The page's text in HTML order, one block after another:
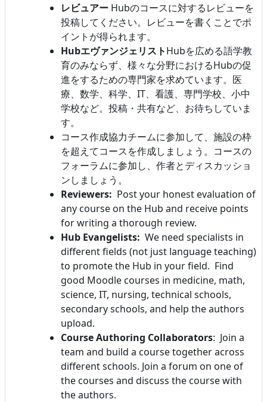
レビュアー Hubのコースに対するレビューを
投稿してください。レビューを書くことでポ
イントが得られます。
HubエヴァンジェリストHubを広める語学教
育のみならず、様々な分野におけるHubの促
進をするための専門家を求めています。医
療、数学、科学、IT、看護、専門学校、小中
学校など。投稿・共有など、お待ちしていま
す。
コース作成協力チームに参加して、施設の枠
を超えてコースを作成しましょう。コースの
フォーラムに参加し、作者とディスカッショ
ンしましょう。
Reviewers: Post your honest evaluation of
any course on the Hub and receive points
for writing a thorough review.
Hub Evangelists: We need specialists in
different fields (not just language teaching)
to promote the Hub in your field. Find
good Moodle courses in medicine, math,
science, IT, nursing, technical schools,
secondary schools, and help the authors
upload.
Course Authoring Collaborators: Join a
team and build a course together across
different schools. Join a forum on one of
the courses and discuss the course with
the authors.